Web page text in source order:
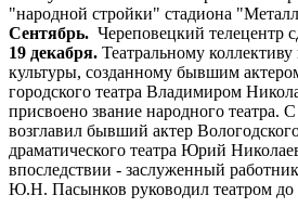
"народной стройки" стадиона
Сентябрь. Череповецкий телецентр
19 декабря. Театральному
культуры, созданному бывшим
городского театра Владимиром
присвоено звание народного театра. С
возглавил бывший актер
драматического театра Юрий
впоследствии - заслуженный
Ю.Н. Пасынков руководил театром до